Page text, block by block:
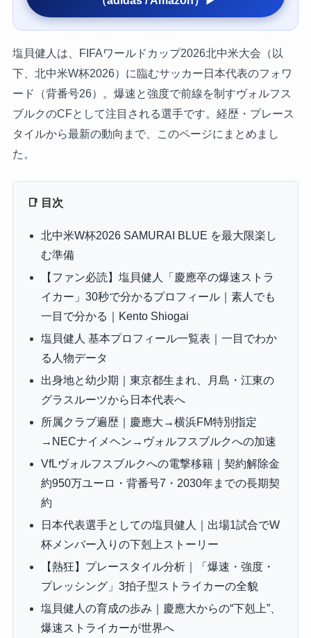
塩貝健人は、FIFAワールドカップ2026北中米大会（以
下、北中米W杯2026）に臨むサッカー日本代表のフォワ
ード（背番号26）。爆速と強度で前線を制すヴォルフス
ブルクのCFとして注目される選手です。経歴・プレース
タイルから最新の動向まで、このページにまとめまし
た。
📑 目次
北中米W杯2026 SAMURAI BLUE を最大限楽し
む準備
【ファン必読】塩貝健人「慶應卒の爆速ストラ
イカー」30秒で分かるプロフィール｜素人でも
一目で分かる｜Kento Shiogai
塩貝健人 基本プロフィール一覧表｜一目でわか
る人物データ
出身地と幼少期｜東京都生まれ、月島・江東の
グラスルーツから日本代表へ
所属クラブ遍歴｜慶應大→横浜FM特別指定
→NECナイメヘン→ヴォルフスブルクへの加速
VfLヴォルフスブルクへの電撃移籍｜契約解除金
約950万ユーロ・背番号7・2030年までの長期契
約
日本代表選手としての塩貝健人｜出場1試合でW
杯メンバー入りの下剋上ストーリー
【熱狂】プレースタイル分析｜「爆速・強度・
プレッシング」3拍子型ストライカーの全貌
塩貝健人の育成の歩み｜慶應大からの“下剋上”、
爆速ストライカーが世界へ